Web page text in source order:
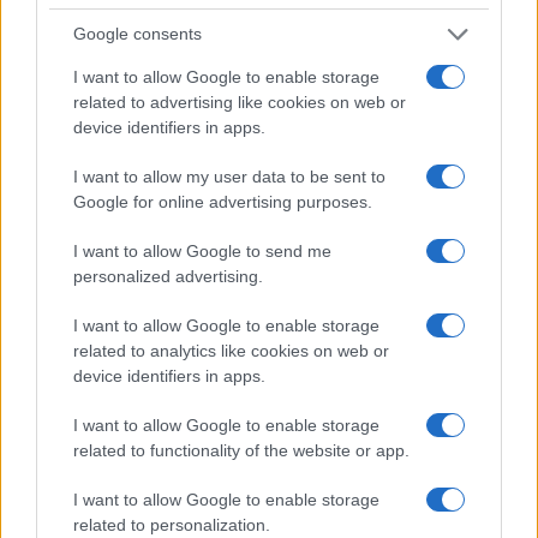
Google consents
I want to allow Google to enable storage
related to advertising like cookies on web or
device identifiers in apps.
I want to allow my user data to be sent to
Google for online advertising purposes.
I want to allow Google to send me
personalized advertising.
I want to allow Google to enable storage
related to analytics like cookies on web or
device identifiers in apps.
I want to allow Google to enable storage
related to functionality of the website or app.
I want to allow Google to enable storage
related to personalization.
I nostri cari
Giovannimaria Cabras